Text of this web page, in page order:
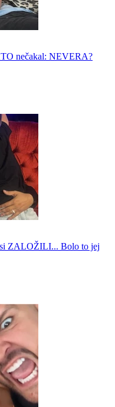
nečakal: NEVERA?
ZALOŽILI... Bolo to jej